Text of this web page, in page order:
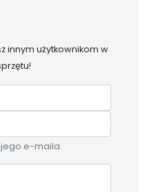
innym użytkownikom w
e-maila.